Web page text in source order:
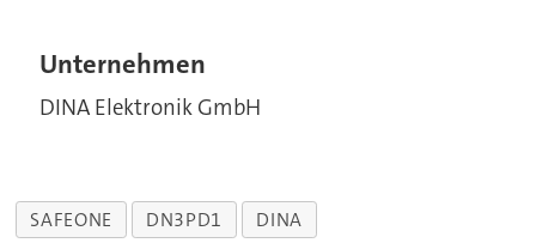
Unternehmen
DINA Elektronik GmbH
SAFEONE DN3PD1
DINA